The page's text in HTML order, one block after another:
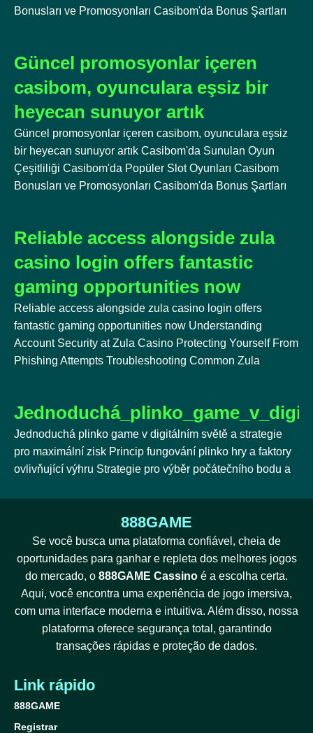
Bonusları ve Promosyonları Casibom'da Bonus Şartları
Güncel promosyonlar içeren
casibom, oyunculara eşsiz bir
heyecan sunuyor artık
Güncel promosyonlar içeren casibom, oyunculara eşsiz
bir heyecan sunuyor artık Casibom'da Sunulan Oyun
Çeşitliliği Casibom'da Popüler Slot Oyunları Casibom
Bonusları ve Promosyonları Casibom'da Bonus Şartları
Reliable access alongside zula
casino login offers fantastic
gaming opportunities now
Reliable access alongside zula casino login offers
fantastic gaming opportunities now Understanding
Account Security at Zula Casino Protecting Yourself From
Phishing Attempts Troubleshooting Common Zula
Jednoduchá plinko game v digitálním světě a strategie
pro maximální zisk Princip fungování plinko hry a faktory
ovlivňující výhru Strategie pro výběr počátečního bodu a
888GAME
Se você busca uma plataforma confiável, cheia de
oportunidades para ganhar e repleta dos melhores jogos
do mercado, o 888GAME Cassino é a escolha certa.
Aqui, você encontra uma experiência de jogo imersiva,
com uma interface moderna e intuitiva. Além disso, nossa
plataforma oferece segurança total, garantindo
transações rápidas e proteção de dados.
Link rápido
888GAME
Registrar